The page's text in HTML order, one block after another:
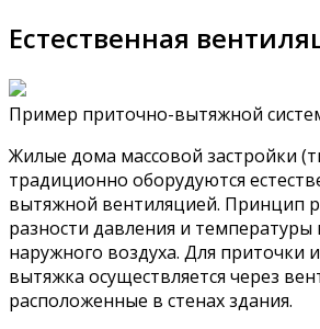
Естественная
Пример приточно-вытяжной
Жилые дома массовой застройки
традиционно оборудуются
вытяжной вентиляцией. Принцип
разности давления и температуры
наружного воздуха. Для приточки
вытяжка осуществляется через
расположенные в стенах здания.